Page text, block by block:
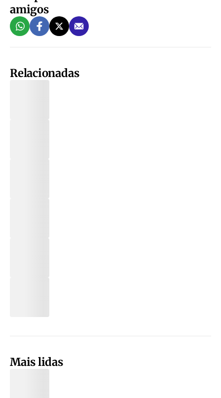
amigos
Relacionadas
Mais lidas